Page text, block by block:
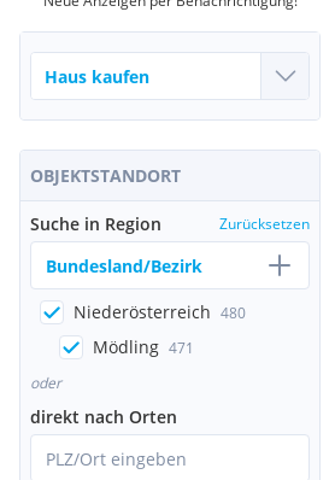
OBJEKTSTANDORT
Suche in Region Zurücksetzen
Bundesland/Bezirk
Niederösterreich 480
Mödling 471
oder
direkt nach Orten
PLZ/Ort eingeben